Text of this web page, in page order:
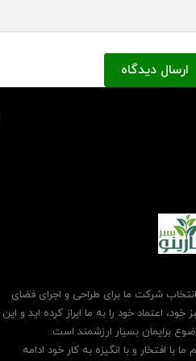
ارسال دیدگاه
انتخاب شرکت ما برای طراحی و اجرای فضای
خود، اعتماد خود را به ما ابراز کرده اید و این
برایمان بسیار ارزشمند است.
ما با افتخار و با انگیزه به کار خود ادامه